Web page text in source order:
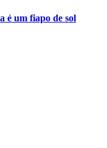
é um fiapo de sol